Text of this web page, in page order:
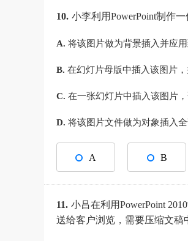
10. 小李利用PowerPoint制作
A. 将该图片做为背景插入并应
B. 在幻灯片母版中插入该图片
C. 在一张幻灯片中插入该图片
D. 将该图片文件做为对象插入
A B
11. 小吕在利用PowerPoint
送给客户浏览，需要压缩文稿